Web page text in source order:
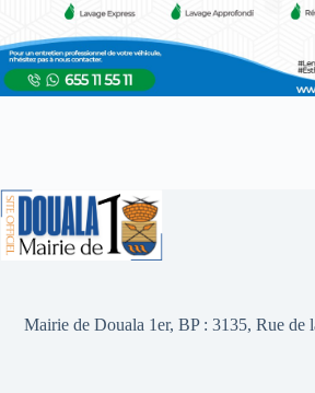
Mairie de Douala 1er, BP : 3135, Rue de